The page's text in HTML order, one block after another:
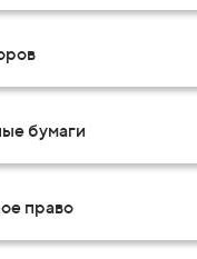
бумаги
право